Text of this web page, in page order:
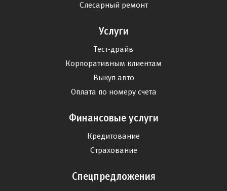
Слесарный ремонт
Услуги
Тест-драйв
Корпоративным клиентам
Выкуп авто
Оплата по номеру счета
Финансовые услуги
Кредитование
Страхование
Спецпредложения